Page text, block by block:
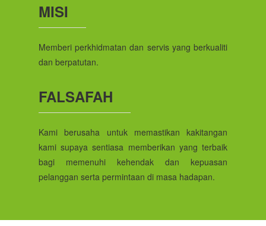
MISI
Memberi perkhidmatan dan servis yang berkualiti
dan berpatutan.
FALSAFAH
Kami berusaha untuk memastikan kakitangan
kami supaya sentiasa memberikan yang terbaik
bagi memenuhi kehendak dan kepuasan
pelanggan serta permintaan di masa hadapan.